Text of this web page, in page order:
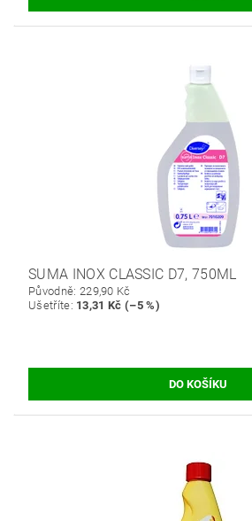
SUMA INOX CLASSIC D7, 750ML
Původně: 229,90 Kč
Ušetříte: 13,31 Kč (–5 %)